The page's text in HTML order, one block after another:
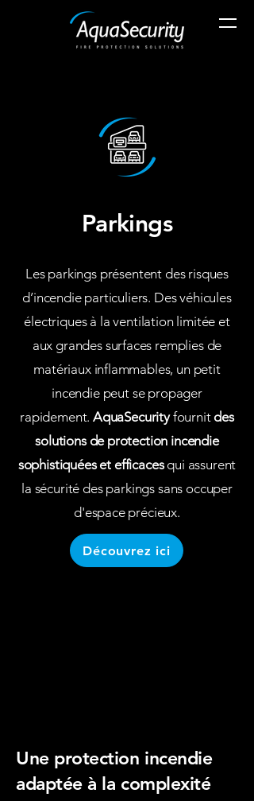
Parkings
Les parkings présentent des risques
d’incendie particuliers. Des véhicules
électriques à la ventilation limitée et
aux grandes surfaces remplies de
matériaux inflammables, un petit
incendie peut se propager
rapidement. AquaSecurityfournit des
solutions de protection incendie
sophistiquées et efficacesqui assurent
la sécurité des parkings sans occuper
d'espace précieux.
Découvrez ici
Une protection incendie
adaptée à la complexité